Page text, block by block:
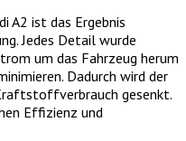
A2 ist das Ergebnis
Jedes Detail wurde
um das Fahrzeug herum
Dadurch wird der
gesenkt.
Effizienz und